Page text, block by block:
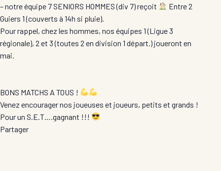
– notre équipe 7 SENIORS HOMMES (div 7) reçoit
Entre 2
Guiers 1 (couverts à 14h si pluie).
Pour rappel, chez les hommes, nos équipes 1 (Ligue 3
régionale), 2 et 3 (toutes 2 en division 1 départ.) joueront en
mai.
BONS MATCHS A TOUS !
Venez encourager nos joueuses et joueurs, petits et grands !
Pour un S.E.T….gagnant !!!
Partager